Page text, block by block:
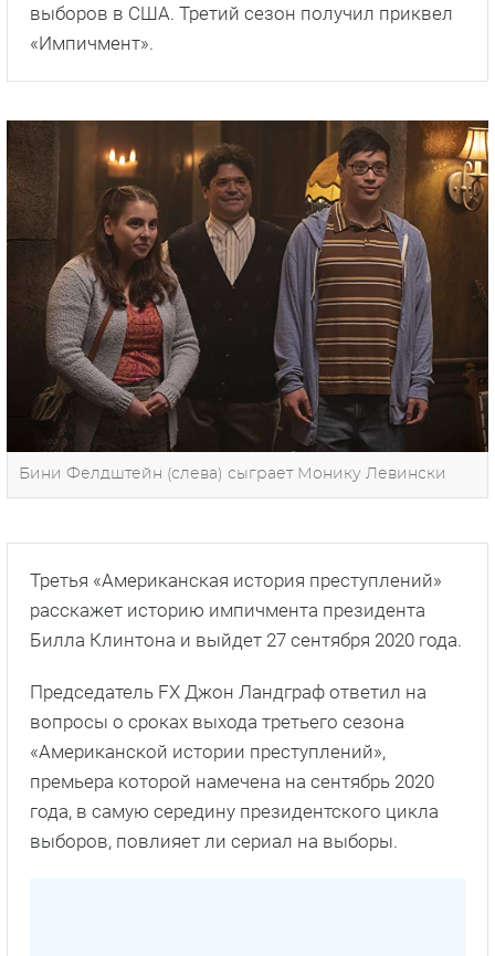
выборов в США. Третий сезон получил приквел
«Импичмент».
Бини Фелдштейн (слева) сыграет Монику Левински
Третья «Американская история преступлений»
расскажет историю импичмента президента
Билла Клинтона и выйдет 27 сентября 2020 года.
Председатель FX Джон Ландграф ответил на
вопросы о сроках выхода третьего сезона
«Американской истории преступлений»,
премьера которой намечена на сентябрь 2020
года, в самую середину президентского цикла
выборов, повлияет ли сериал на выборы.